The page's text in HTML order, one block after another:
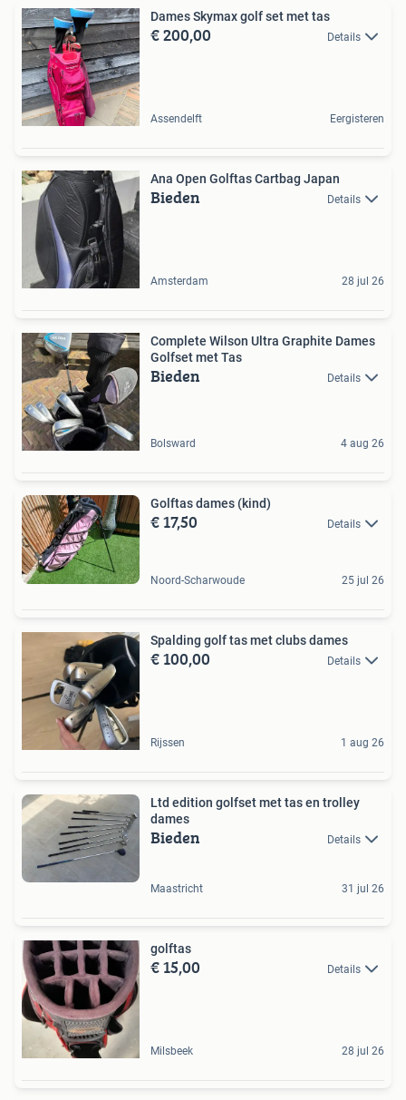
Dames Skymax golf set met tas
€ 200,00 Details
Assendelft Eergisteren
Ana Open Golftas Cartbag Japan
Bieden Details
Amsterdam 28 jul 26
Complete Wilson Ultra Graphite Dames
Golfset met Tas
Bieden Details
Bolsward 4 aug 26
Golftas dames (kind)
€ 17,50 Details
Noord-Scharwoude 25 jul 26
Spalding golf tas met clubs dames
€ 100,00 Details
Rijssen 1 aug 26
Ltd edition golfset met tas en trolley
dames
Bieden Details
Maastricht 31 jul 26
golftas
€ 15,00 Details
Milsbeek 28 jul 26